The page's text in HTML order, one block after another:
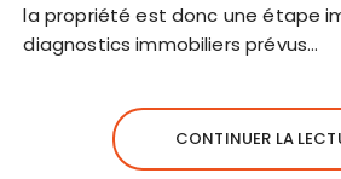
la propriété est donc une étape
diagnostics immobiliers prévus…
CONTINUER LA